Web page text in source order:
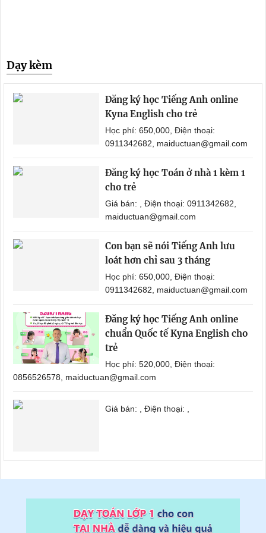
Dạy kèm
Đăng ký học Tiếng Anh online
Kyna English cho trẻ
Học phí: 650,000, Điện thoại:
0911342682, maiductuan@gmail.com
Đăng ký học Toán ở nhà 1 kèm 1
cho trẻ
Giá bán: , Điện thoại: 0911342682,
maiductuan@gmail.com
Con bạn sẽ nói Tiếng Anh lưu
loát hơn chỉ sau 3 tháng
Học phí: 650,000, Điện thoại:
0911342682, maiductuan@gmail.com
Đăng ký học Tiếng Anh online
chuẩn Quốc tế Kyna English cho
trẻ
Học phí: 520,000, Điện thoại:
0856526578, maiductuan@gmail.com
Giá bán: , Điện thoại: ,